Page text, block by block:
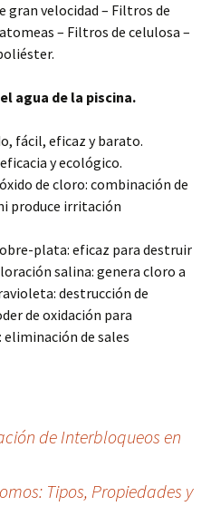
gran velocidad – Filtros de
– Filtros de celulosa –
agua de la piscina.
fácil, eficaz y barato.
y ecológico.
de cloro: combinación de
produce irritación
plata: eficaz para destruir
salina: genera cloro a
destrucción de
de oxidación para
eliminación de sales
de Interbloqueos en
Tipos, Propiedades y